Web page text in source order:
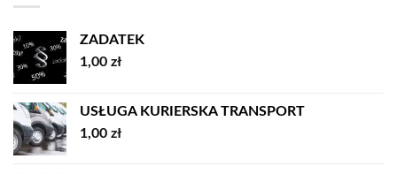
ZADATEK
1,00 zł
USŁUGA KURIERSKA TRANSPORT
1,00 zł